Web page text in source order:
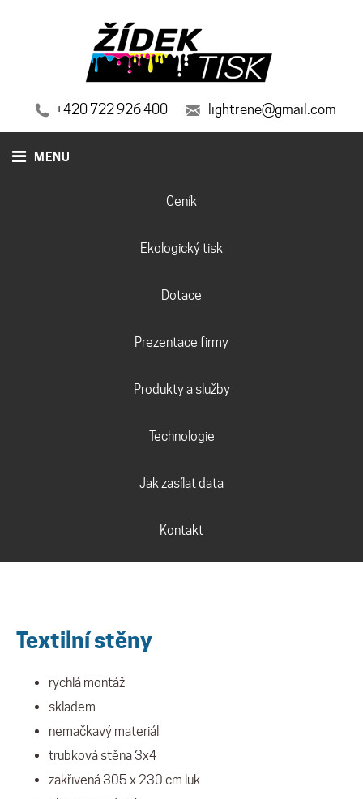
+420 722 926 400 lightrene@gmail.com
MENU
Ceník
Ekologický tisk
Dotace
Prezentace firmy
Produkty a služby
Technologie
Jak zasílat data
Kontakt
Textilní stěny
rychlá montáž
skladem
nemačkavý materiál
trubková stěna 3x4
zakřivená 305 x 230 cm luk